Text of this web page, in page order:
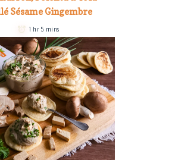
Sésame Gingembre
1 hr 5 mins